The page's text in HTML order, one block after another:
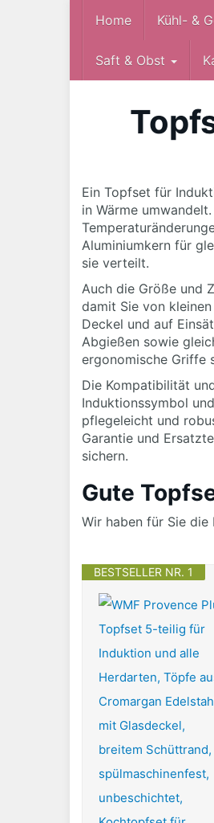
Home Kühl- &
Saft & Obst
Ein Topfset für
in Wärme
Aluminiumkern für
sie verteilt.
Auch die Größe und
damit Sie von
Deckel und auf
Abgießen sowie
ergonomische Griffe
Die Kompatibilität
Induktionssymbol
pflegeleicht und
Garantie und
sichern.
Gute
Wir haben für Sie
BESTSELLER NR. 1